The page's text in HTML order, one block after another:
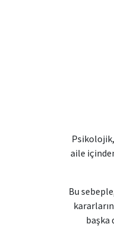
aile
Bu
başka